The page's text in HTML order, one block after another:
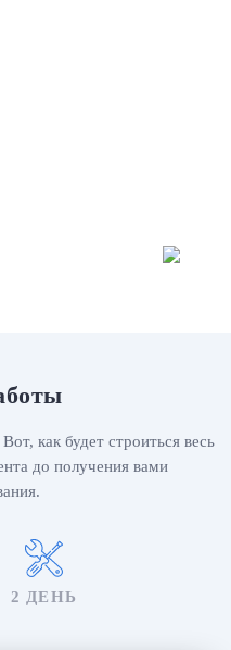
как будет строиться весь
до получения вами
2 ДЕНЬ